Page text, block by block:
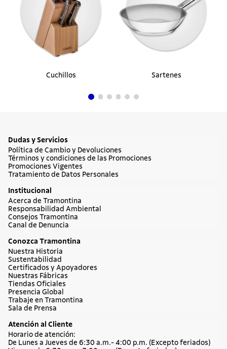
Cuchillos Sartenes
Dudas y Servicios
Política de Cambio y Devoluciones
Términos y condiciones de las Promociones
Promociones Vigentes
Tratamiento de Datos Personales
Institucional
Acerca de Tramontina
Responsabilidad Ambiental
Consejos Tramontina
Canal de Denuncia
Conozca Tramontina
Nuestra Historia
Sustentabilidad
Certificados y Apoyadores
Nuestras Fábricas
Tiendas Oficiales
Presencia Global
Trabaje en Tramontina
Sala de Prensa
Atención al Cliente
Horario de atención:
De Lunes a Jueves de 6:30 a.m.- 4:00 p.m. (Excepto feriados)